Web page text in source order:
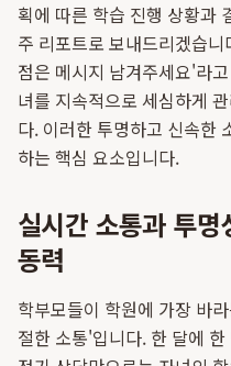
획에 따른 학습 진행 상황과
주 리포트로 보내드리겠습
점은 메시지 남겨주세요'라
녀를 지속적으로 세심하게
다. 이러한 투명하고 신속한
하는 핵심 요소입니다.
실시간 소통과 투
동력
학부모들이 학원에 가장 바
절한 소통'입니다. 한 달에